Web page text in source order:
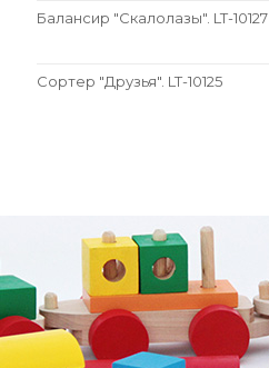
Балансир "Скалолазы". LT-10127
Сортер "Друзья". LT-10125